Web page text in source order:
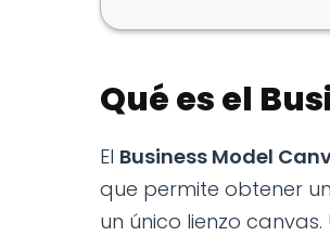
Qué es el
El Business Model
que permite obtener
un único lienzo